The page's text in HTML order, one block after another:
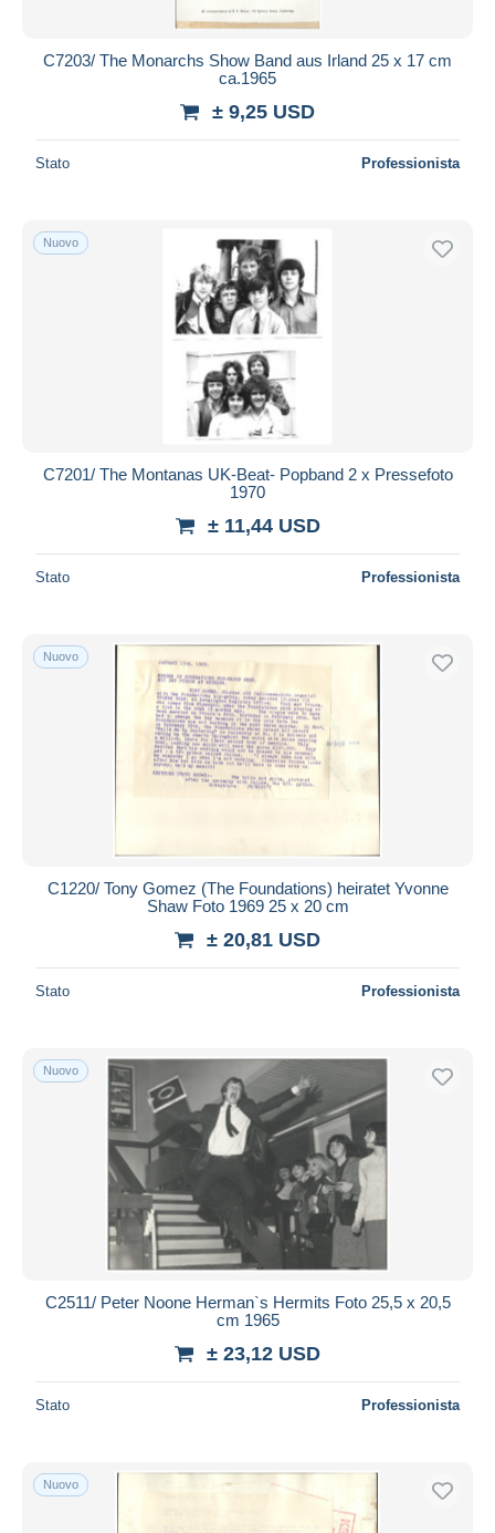
Bancontact
Residenza del venditore
Aggiorna
C7203/ The Monarchs Show Band aus Irland 25 x 17 cm
ca.1965
± 9,25 USD
Stato Professionista
Nuovo
C7201/ The Montanas UK-Beat- Popband 2 x Pressefoto
1970
± 11,44 USD
Stato Professionista
Nuovo
C1220/ Tony Gomez (The Foundations) heiratet Yvonne
Shaw Foto 1969 25 x 20 cm
± 20,81 USD
Stato Professionista
Nuovo
C2511/ Peter Noone Herman`s Hermits Foto 25,5 x 20,5
cm 1965
± 23,12 USD
Stato Professionista
Nuovo